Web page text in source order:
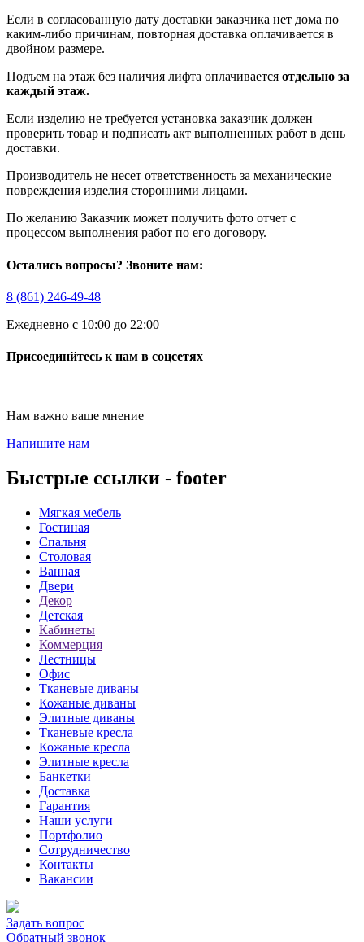
Если в согласованную дату доставки заказчика нет дома по
каким-либо причинам, повторная доставка оплачивается в
двойном размере.
Подъем на этаж без наличия лифта оплачивается отдельно за
каждый этаж.
Если изделию не требуется установка заказчик должен
проверить товар и подписать акт выполненных работ в день
доставки.
Производитель не несет ответственность за механические
повреждения изделия сторонними лицами.
По желанию Заказчик может получить фото отчет с
процессом выполнения работ по его договору.
Остались вопросы? Звоните нам:
8 (861) 246-49-48
Ежедневно с 10:00 до 22:00
Присоединйтесь к нам в соцсетях
Нам важно ваше мнение
Напишите нам
Быстрые ссылки - footer
Мягкая мебель
Гостиная
Спальня
Столовая
Ванная
Двери
Декор
Детская
Кабинеты
Коммерция
Лестницы
Офис
Тканевые диваны
Кожаные диваны
Элитные диваны
Тканевые кресла
Кожаные кресла
Элитные кресла
Банкетки
Доставка
Гарантия
Наши услуги
Портфолио
Сотрудничество
Контакты
Вакансии
Задать вопрос
Обратный звонок